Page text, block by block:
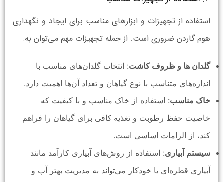
استفاده از تجهیزات و ابزارهای مناسب برای ایجاد و نگهداری
هوم گاردن ضروری است. از جمله تجهیزات مهم می‌توان به:
گلدان ها و ظروف کاشت: انتخاب گلدان‌های مناسب با
اندازه‌های متناسب با نوع گیاهان و تعداد آن‌ها اهمیت دارد.
خاک مناسب: استفاده از خاک مناسب و با کیفیت که
خاصیت حفظ رطوبت و تغذیه کافی برای گیاهان را فراهم
کند، از الزامات اساسی است.
سیستم آبیاری: استفاده از روش‌های آبیاری کارآمد مانند
آبیاری قطره‌ای یا خودکار می‌تواند به مدیریت بهتر آب و